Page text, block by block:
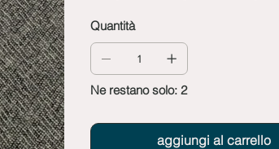
Quantità
Ne restano solo: 2
aggiungi al carrello